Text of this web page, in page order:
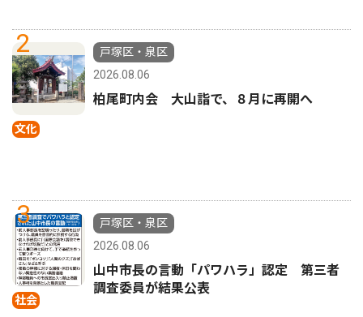
2
文化
戸塚区・泉区
2026.08.06
柏尾町内会 大山詣で、８月に再開へ
3
社会
戸塚区・泉区
2026.08.06
山中市長の言動「パワハラ」認定 第三者
調査委員が結果公表